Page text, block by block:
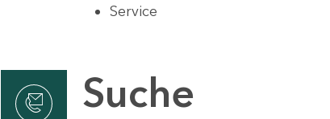
Service
Suche